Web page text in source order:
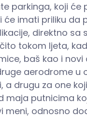
parkinga, koji će
će imati priliku da
direktno sa
tokom ljeta,
baš kao i novi
aerodrome u
a drugu za one
putnicima
odnosno